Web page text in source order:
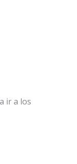
ir a los